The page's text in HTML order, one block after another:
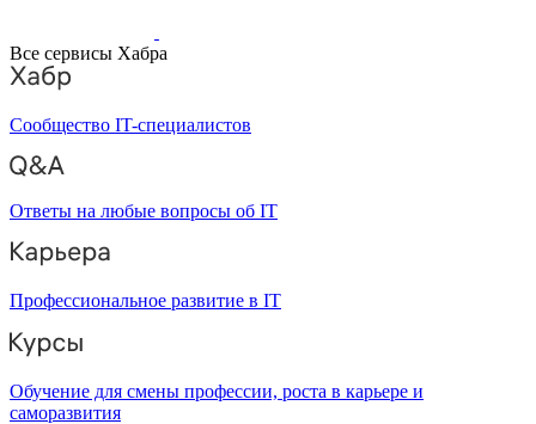
Все сервисы Хабра
Сообщество IT-специалистов
Ответы на любые вопросы об IT
Профессиональное развитие в IT
Обучение для смены профессии, роста в карьере и
саморазвития